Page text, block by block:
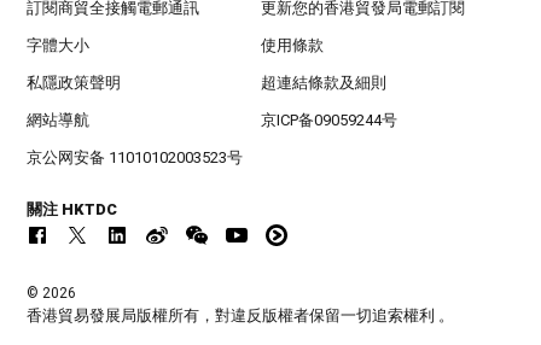
訂閱商貿全接觸電郵通訊 更新您的香港貿發局電郵訂閱
字體大小 使用條款
私隱政策聲明 超連結條款及細則
網站導航 京ICP备09059244号
京公网安备 11010102003523号
關注 HKTDC
© 2026
香港貿易發展局版權所有，對違反版權者保留一切追索權利 。